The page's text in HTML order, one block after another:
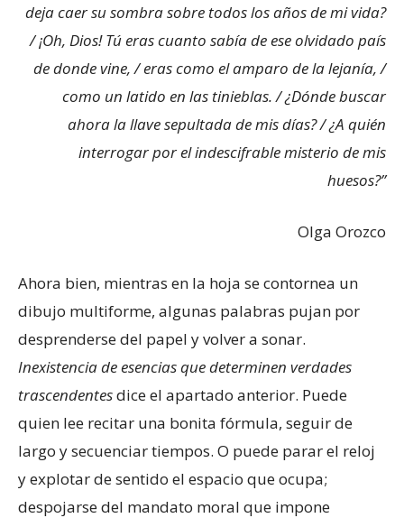
deja caer su sombra sobre todos los años de mi vida?
/ ¡Oh, Dios! Tú eras cuanto sabía de ese olvidado país
de donde vine, / eras como el amparo de la lejanía, /
como un latido en las tinieblas. / ¿Dónde buscar
ahora la llave sepultada de mis días? / ¿A quién
interrogar por el indescifrable misterio de mis
huesos?”
Olga Orozco
Ahora bien, mientras en la hoja se contornea un
dibujo multiforme, algunas palabras pujan por
desprenderse del papel y volver a sonar.
Inexistencia de esencias que determinen verdades
trascendentesdice el apartado anterior. Puede
quien lee recitar una bonita fórmula, seguir de
largo y secuenciar tiempos. O puede parar el reloj
y explotar de sentido el espacio que ocupa;
despojarse del mandato moral que impone